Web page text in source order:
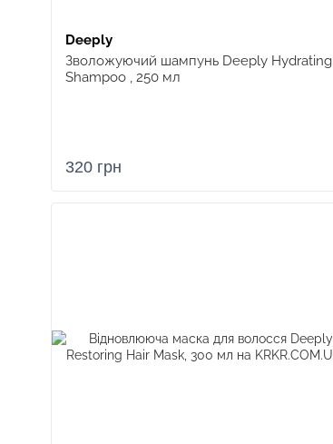
Deeply
Зволожуючий шампунь Deeply Hydrating
Shampoo , 250 мл
320 грн